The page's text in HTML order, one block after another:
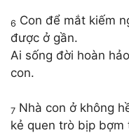
6 Con để mắt kiếm
được ở gần.
Ai sống đời hoàn
con.
7 Nhà con ở không
kẻ quen trò bịp bợm